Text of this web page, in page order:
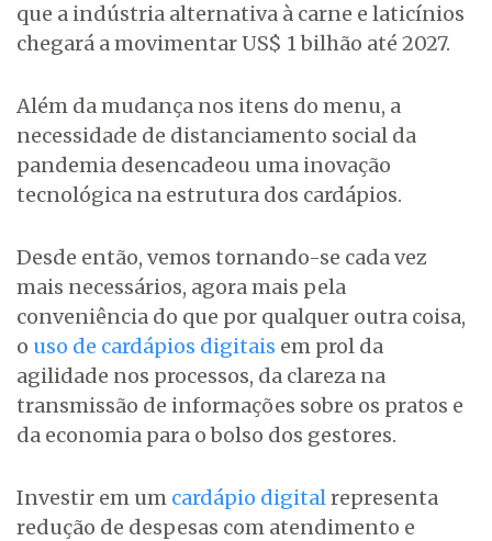
que a indústria alternativa à carne e laticínios
chegará a movimentar US$ 1 bilhão até 2027.
Além da mudança nos itens do menu, a
necessidade de distanciamento social da
pandemia desencadeou uma inovação
tecnológica na estrutura dos cardápios.
Desde então, vemos tornando-se cada vez
mais necessários, agora mais pela
conveniência do que por qualquer outra coisa,
o uso de cardápios digitais em prol da
agilidade nos processos, da clareza na
transmissão de informações sobre os pratos e
da economia para o bolso dos gestores.
Investir em um cardápio digitalrepresenta
redução de despesas com atendimento e